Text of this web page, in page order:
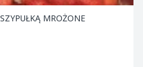
MROŻONE